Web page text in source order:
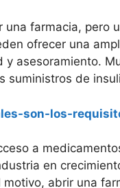
farmacia,
ofrecer una
asesoramiento.
suministros de
son-los-
a
en
abrir una